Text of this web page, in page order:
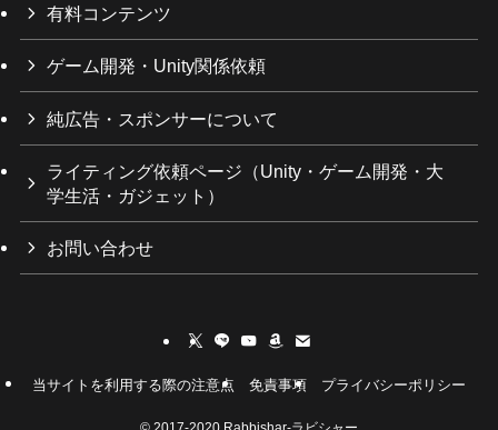
有料コンテンツ
ゲーム開発・Unity関係依頼
純広告・スポンサーについて
ライティング依頼ページ（Unity・ゲーム開発・大
学生活・ガジェット）
お問い合わせ
当サイトを利用する際の注意点 免責事項 プライバシーポリシー